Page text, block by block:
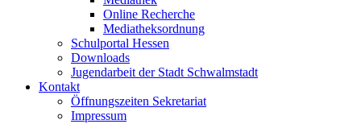
Online Recherche
Mediatheksordnung
Schulportal Hessen
Downloads
Jugendarbeit der Stadt Schwalmstadt
Kontakt
Öffnungszeiten Sekretariat
Impressum